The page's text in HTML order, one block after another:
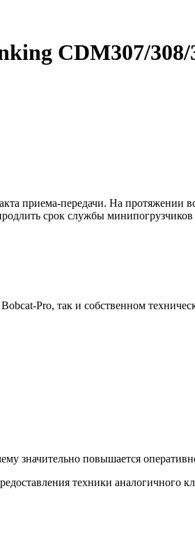
CDM307/308/
приема-передачи. На протяжении
срок службы
Pro, так и собственном
значительно повышается
техники аналогичного